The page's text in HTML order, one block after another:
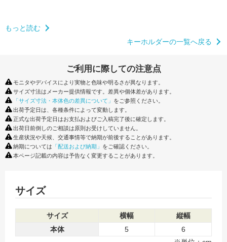
もっと読む
キーホルダーの一覧へ戻る
ご利用に際しての注意点
モニタやデバイスにより実物と色味や明るさが異なります。
サイズ寸法はメーカー提供情報です。差異や個体差があります。
「サイズ寸法・本体色の差異について」 をご参照ください。
出荷予定日は、各種条件によって変動します。
正式な出荷予定日はお支払およびご入稿完了後に確定します。
出荷日前倒しのご相談は原則お受けしていません。
生産状況や天候、交通事情等で納期が前後することがあります。
納期については 「配送および納期」 をご確認ください。
本ページ記載の内容は予告なく変更することがあります。
サイズ
サイズ 横幅
縦幅
本体
5
6